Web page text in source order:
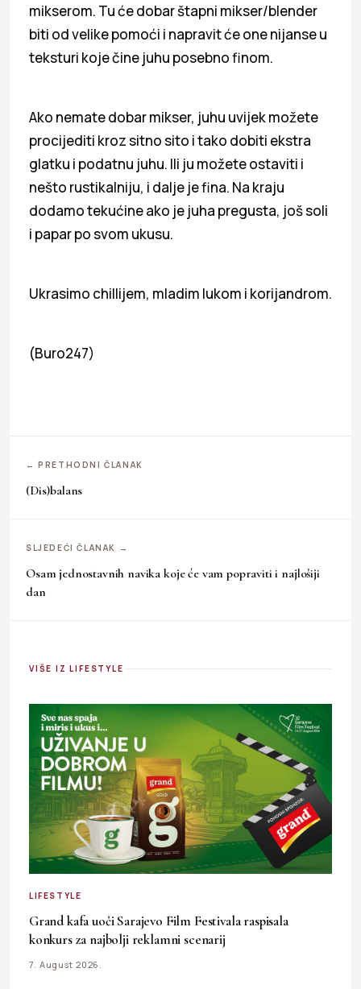
mikserom. Tu će dobar štapni mikser/blender
biti od velike pomoći i napravit će one nijanse u
teksturi koje čine juhu posebno finom.
Ako nemate dobar mikser, juhu uvijek možete
procijediti kroz sitno sito i tako dobiti ekstra
glatku i podatnu juhu. Ili ju možete ostaviti i
nešto rustikalniju, i dalje je fina. Na kraju
dodamo tekućine ako je juha pregusta, još soli
i papar po svom ukusu.
Ukrasimo chillijem, mladim lukom i korijandrom.
(Buro247)
← PRETHODNI ČLANAK
(Dis)balans
SLJEDEĆI ČLANAK →
Osam jednostavnih navika koje će vam popraviti i najlošiji
dan
VIŠE IZ LIFESTYLE
LIFESTYLE
Grand kafa uoči Sarajevo Film Festivala raspisala
konkurs za najbolji reklamni scenarij
7. August 2026.